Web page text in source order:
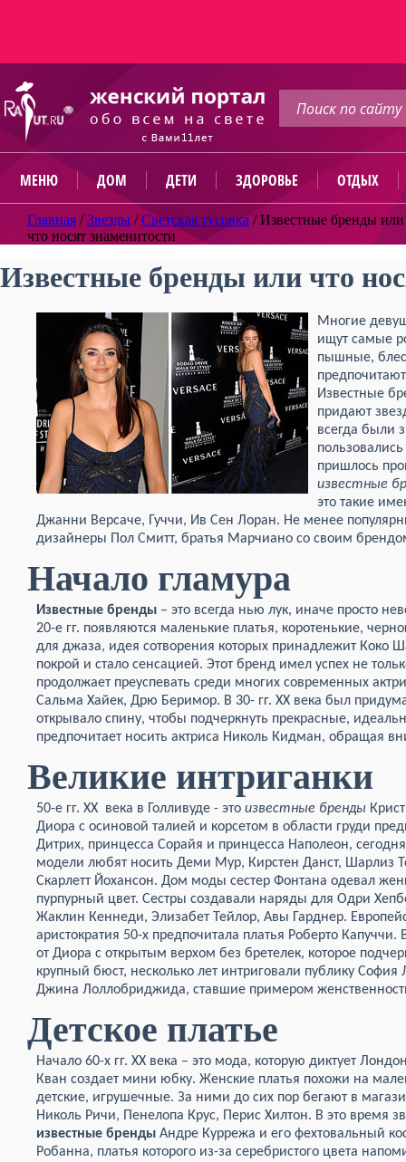
МЕНЮ ДОМ ДЕТИ ЗДОРОВЬЕ ОТДЫХ
Главная /Звезды /Светская тусовка /Известные бренды или
что носят знаменитости
Известные бренды или что
Многие
ищут самые
пышные,
Известные
придают
всегда были
пришлось
известные
это такие
Джанни Версаче, Гуччи, Ив Сен Лоран. Не менее
дизайнеры Пол Смитт, братья Марчиано со своим
Начало гламура
Известные бренды – это всегда нью лук, иначе просто
20-е гг. появляются маленькие платья, коротенькие,
для джаза, идея сотворения которых принадлежит Коко
покрой и стало сенсацией. Этот бренд имел успех не
продолжает преуспевать среди многих современных
Сальма Хайек, Дрю Беримор. В 30- гг. XX века был
открывало спину, чтобы подчеркнуть прекрасные,
предпочитает носить актриса Николь Кидман, обращая
Великие интриганки
50-е гг. XX века в Голливуде - это известные бренды
Диора с осиновой талией и корсетом в области груди
Дитрих, принцесса Сорайя и принцесса Наполеон, сегодня
модели любят носить Деми Мур, Кирстен Данст, Шарлиз
Скарлетт Йохансон. Дом моды сестер Фонтана одевал
пурпурный цвет. Сестры создавали наряды для Одри
Жаклин Кеннеди, Элизабет Тейлор, Авы Гарднер.
аристократия 50-х предпочитала платья Роберто Капуччи.
от Диора с открытым верхом без бретелек, которое
крупный бюст, несколько лет интриговали публику София
Джина Лоллобриджида, ставшие примером
Детское платье
Начало 60-х гг. XX века – это мода, которую диктует
Кван создает мини юбку. Женские платья похожи на
детские, игрушечные. За ними до сих пор бегают в
Николь Ричи, Пенелопа Крус, Перис Хилтон. В это время
известные бренды Андре Куррежа и его фехтовальный
Робанна, платья которого из-за серебристого цвета